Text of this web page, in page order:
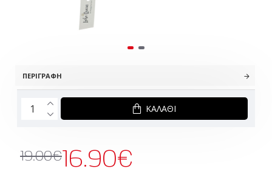
ΠΕΡΙΓΡΑΦΉ
16.90€
19.00€
ΚΑΛΆΘΙ